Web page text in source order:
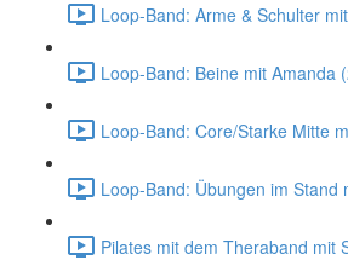
Loop-Band: Arme & Schulter
Loop-Band: Beine mit Amanda
Loop-Band: Core/Starke Mitte
Loop-Band: Übungen im Stand
Pilates mit dem Theraband mit